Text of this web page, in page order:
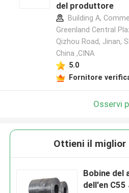
del produttore
Building A,
Greenland Central
Qizhou Road, Jinan,
China ,CINA
5.0
Fornitore
Osservi
Ottieni il miglior
Bobine del
dell'en C55